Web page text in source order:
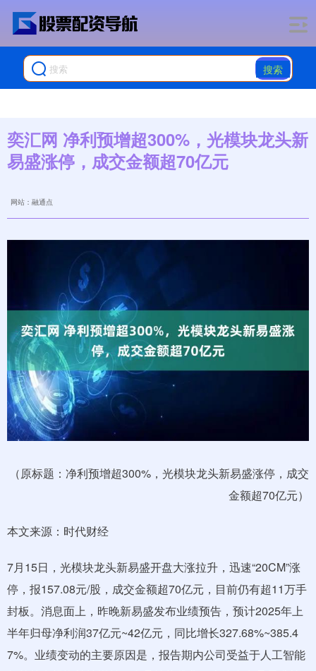
搜索
奕汇网 净利预增超300%，光模块龙头新
易盛涨停，成交金额超70亿元
网站：融通点
（原标题：净利预增超300%，光模块龙头新易盛涨停，成交
金额超70亿元）
本文来源：时代财经
7月15日，光模块龙头新易盛开盘大涨拉升，迅速“20CM”涨
停，报157.08元/股，成交金额超70亿元，目前仍有超11万手
封板。消息面上，昨晚新易盛发布业绩预告，预计2025年上
半年归母净利润37亿元~42亿元，同比增长327.68%~385.4
7%。业绩变动的主要原因是，报告期内公司受益于人工智能